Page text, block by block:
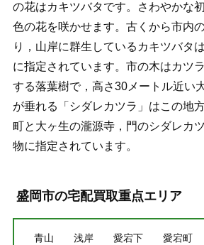
の花はカキツバタです。さわやかな
色の花を咲かせます。古くから市内
り，山岸に群生しているカキツバタ
に指定されています。市の木はカツ
する落葉樹で，高さ30メートル近い
が垂れる「シダレカツラ」はこの地
町と大ヶ生の瀧源寺，門のシダレカ
物に指定されています。
盛岡市の宅配買取重点エリア
青山 浅岸 愛宕下 愛宕町